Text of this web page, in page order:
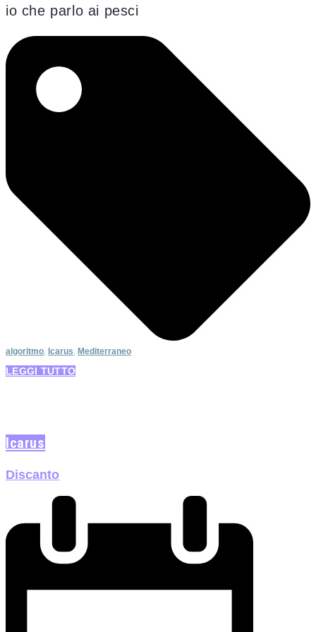
io che parlo ai pesci
algoritmo Icarus Mediterraneo
LEGGI TUTTO
Icarus
Discanto